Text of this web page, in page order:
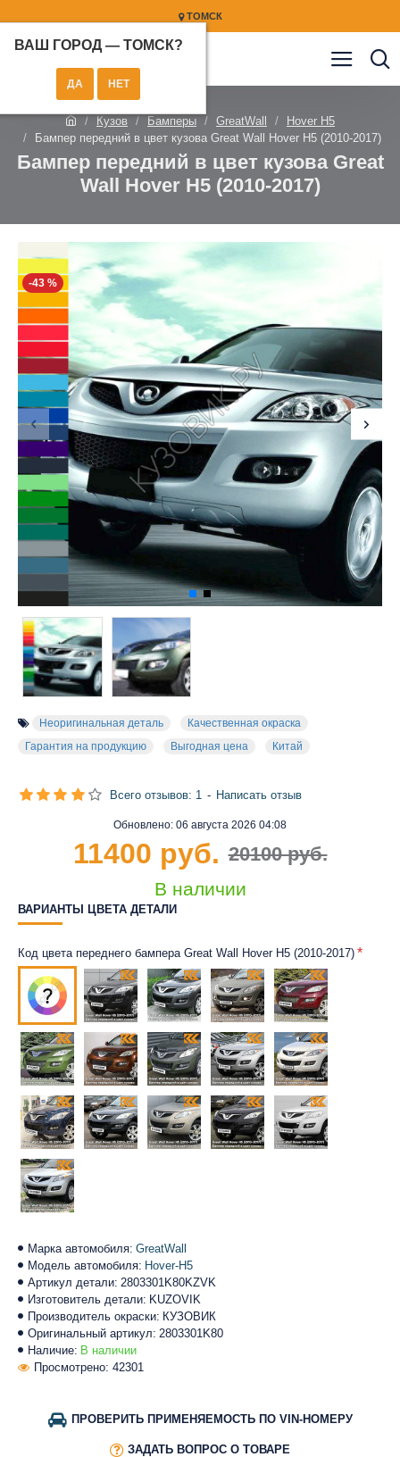
ТОМСК
ВАШ ГОРОД — ТОМСК?
Кузов Бамперы GreatWall
Hover H5
Бампер передний в цвет кузова Great Wall Hover H5 (2010-2017)
Бампер передний в цвет кузова Great
Wall Hover H5 (2010-2017)
-43 %
Неоригинальная деталь
Качественная окраска
Гарантия на продукцию
Выгодная цена Китай
Наличие: В наличии
Марка автомобиля: GreatWall
Модель автомобиля: Hover-H5
Артикул детали: 2803301K80KZVK
Изготовитель детали: KUZOVIK
Производитель окраски: КУЗОВИК
Оригинальный артикул: 2803301K80
Просмотрено: 42301
Обновлено: 06 августа 2026 04:08
В наличии
Всего отзывов: 1 - Написать отзыв
20100 руб.
11400 руб.
ВАРИАНТЫ ЦВЕТА ДЕТАЛИ
Код цвета переднего бампера Great Wall Hover H5 (2010-2017)
ПРОВЕРИТЬ ПРИМЕНЯЕМОСТЬ ПО VIN-НОМЕРУ
ЗАДАТЬ ВОПРОС О ТОВАРЕ